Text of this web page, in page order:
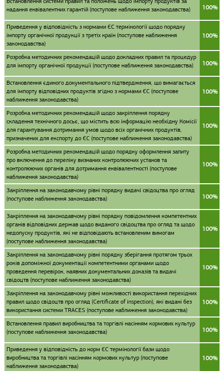
надання еквівалентних гарантій (поступове наближення законодавства)
100%
Приведення у відповідність з нормами ЄС термінології щодо порядку
імпорту органічної продукції з третіх країн (поступове наближення
законодавства)
100%
Розробка методичних рекомендацій щодо докладних правил та процедур
для імпорту органічної продукції (поступове наближення законодавства)
100%
Встановлення єдиного документального підтвердження, що вимагається
для імпорту відповідних продуктів згідно з нормами ЄС (поступове
наближення законодавства)
100%
Розробка методичних рекомендацій щодо закріплення порядку
складення технічного досьє, що містить всю інформацію необхідну Комісії
для гарантування дотримання умов щодо всіх органічних продуктів,
призначених для експорту до ЄС (поступове наближення законодавства)
100%
Розробка методичних рекомендацій щодо порядку оформлення запиту
про включення до переліку визнаних контролюючих установ та
контролюючих органів для дотримання еквівалентності (поступове
наближення законодавства)
100%
Закріплення на законодавчому рівні порядку видачі свідоцтва про огляд
(поступове наближення законодавства)
100%
Закріплення на законодавчому рівні порядку повідомлення компетентних
органів відповідних держав щодо виданого свідоцтва про огляд та щодо
недопуску продуктів, які не відповідають встановленим вимогам
(поступове наближення законодавства)
100%
Закріплення на законодавчому рівні порядку зберігання протягом трьох
років допоміжної документації компетентними органами щодо
проведення перевірок, наявних документальних доказів та видачі
свідоцтв (поступове наближення законодавства)
100%
Закріплення на законодавчому рівні можливості використання перехідних
правил щодо свідоцтв про огляд (Certificate of inspection), які видані без
використання системи TRACES (поступове наближення законодавства)
100%
Встановлення правил виробництва та торгівлі насінням кормових культур
(поступове наближення законодавства)
100%
Приведення у відповідність до норм ЄС термінології бази щодо
виробництва та торгівлі насінням кормових культур (поступове
наближення законодавства)
100%